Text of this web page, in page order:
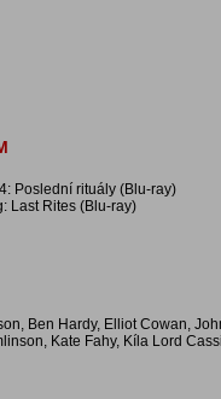
Poslední rituály (Blu-ray)
Last Rites (Blu-ray)
Ben Hardy, Elliot Cowan,
Kate Fahy, Kíla Lord